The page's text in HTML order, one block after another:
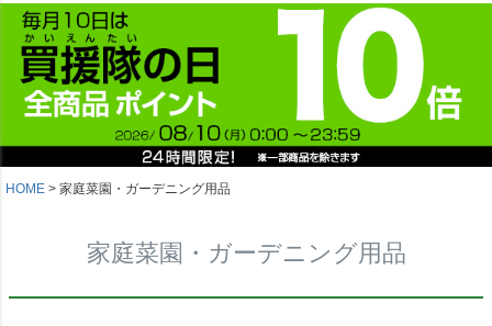
HOME 家庭菜園・ガーデニング用品
家庭菜園・ガーデニング用品